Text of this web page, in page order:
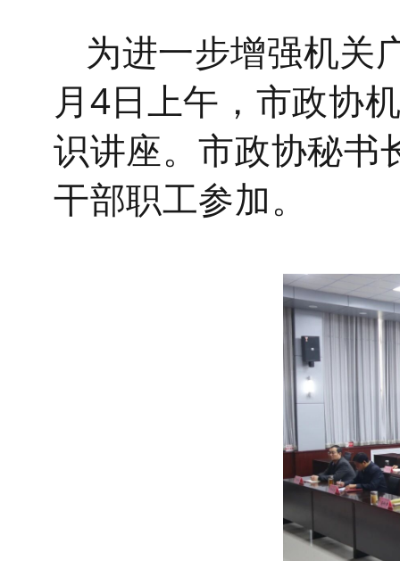
为进一步增强机关
月4日上午 ， 市政协
识讲座。市政协秘书
干部职工参加。